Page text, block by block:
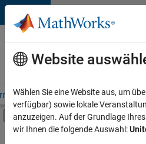
Weiter zum Inhalt
Karriere
bei
MathWorks
– Übersicht Stellensuche
Umschaltung für Off-
Hauptinhalt
Website
Wählen Sie eine Website aus, um
verfügbar) sowie lokale
anzuzeigen. Auf der Grundlage
wir Ihnen die folgende Auswahl: